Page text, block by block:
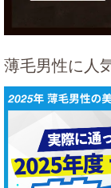
薄毛男性に人